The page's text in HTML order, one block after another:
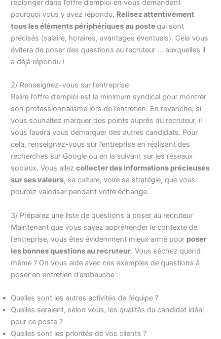
replonger dans l’offre d’emploi en vous demandant
pourquoi vous y avez répondu. Relisez attentivement
tous les éléments périphériques au postequi sont
précisés (salaire, horaires, avantages éventuels). Cela vous
évitera de poser des questions au recruteur … auxquelles il
a déjà répondu !
2/ Renseignez-vous sur l’entreprise
Relire l’offre d’emploi est le minimum syndical pour montrer
son professionnalisme lors de l’entretien. En revanche, si
vous souhaitez marquer des points auprès du recruteur, il
vous faudra vous démarquer des autres candidats. Pour
cela, renseignez-vous sur l’entreprise en réalisant des
recherches sur Google ou en la suivant sur les réseaux
sociaux. Vous allezcollecter des informations précieuses
sur ses valeurs, sa culture, voire sa stratégie, que vous
pourrez valoriser pendant votre échange.
3/ Préparez une liste de questions à poser au recruteur
Maintenant que vous savez appréhender le contexte de
l’entreprise, vous êtes évidemment mieux armé pour poser
les bonnes questions au recruteur. Vous séchez quand
même ? On vous aide avec ces exemples de questions à
poser en entretien d’embauche :
Quelles sont les autres activités de l’équipe ?
Quelles seraient, selon vous, les qualités du candidat idéal
pour ce poste ?
Quelles sont les priorités de vos clients ?